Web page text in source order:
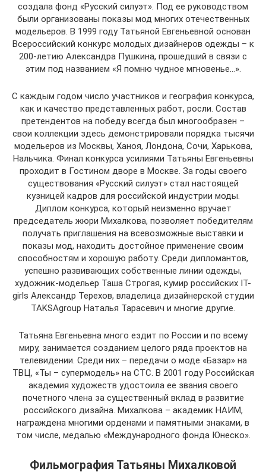
создала фонд «Русский силуэт». Под ее руководством
были организованы показы мод многих отечественных
модельеров. В 1999 году Татьяной Евгеньевной основан
Всероссийский конкурс молодых дизайнеров одежды – к
200-летию Александра Пушкина, прошедший в связи с
этим под названием «Я помню чудное мгновенье…».
С каждым годом число участников и география конкурса,
как и качество представленных работ, росли. Состав
претендентов на победу всегда был многообразен –
свои коллекции здесь демонстрировали порядка тысячи
модельеров из Москвы, Ханоя, Лондона, Сочи, Харькова,
Нальчика. Финал конкурса усилиями Татьяны Евгеньевны
проходит в Гостином дворе в Москве. За годы своего
существования «Русский силуэт» стал настоящей
кузницей кадров для российской индустрии моды.
Диплом конкурса, который неизменно вручает
председатель жюри Михалкова, позволяет победителям
получать приглашения на всевозможные выставки и
показы мод, находить достойное применение своим
способностям и хорошую работу. Среди дипломантов,
успешно развивающих собственные линии одежды,
художник-модельер Таша Строгая, кумир российских IT-
girls Александр Терехов, владелица дизайнерской студии
TAKSAgroup Наталья Тарасевич и многие другие.
Татьяна Евгеньевна много ездит по России и по всему
миру, занимается созданием целого ряда проектов на
телевидении. Среди них – передачи о моде «Базар» на
ТВЦ, «Ты – супермодель» на СТС. В 2001 году Российская
академия художеств удостоила ее звания своего
почетного члена за существенный вклад в развитие
российского дизайна. Михалкова – академик НАИМ,
награждена многими орденами и памятными знаками, в
том числе, медалью «Международного фонда Юнеско».
Фильмография Татьяны Михалковой